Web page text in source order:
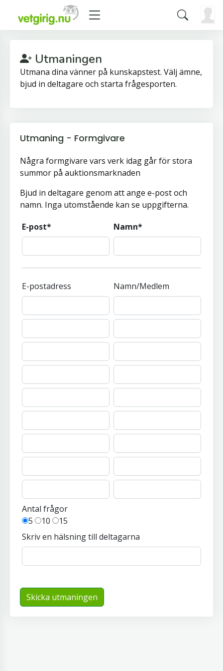
Utmaningen
Utmana dina vänner på kunskapstest. Välj ämne,
bjud in deltagare och starta frågesporten.
Utmaning - Formgivare
Några formgivare vars verk idag går för stora
summor på auktionsmarknaden
Bjud in deltagare genom att ange e-post och
namn. Inga utomstående kan se uppgifterna.
E-post*
Namn*
E-postadress Namn/Medlem
Antal frågor
5
10
15
Skriv en hälsning till deltagarna
Skicka utmaningen